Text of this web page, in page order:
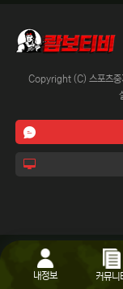
Copyright (C) 스포츠중
내정보 커뮤니